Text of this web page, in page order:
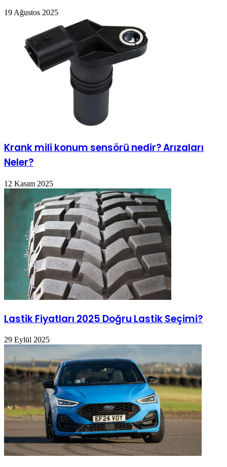
19 Ağustos 2025
Krank mili konum sensörü nedir? Arızaları
Neler?
12 Kasım 2025
Lastik Fiyatları 2025 Doğru Lastik Seçimi?
29 Eylül 2025